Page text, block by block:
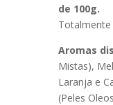
de 100g.
Totalmente
Aromas
Mistas),
Laranja e
(Peles